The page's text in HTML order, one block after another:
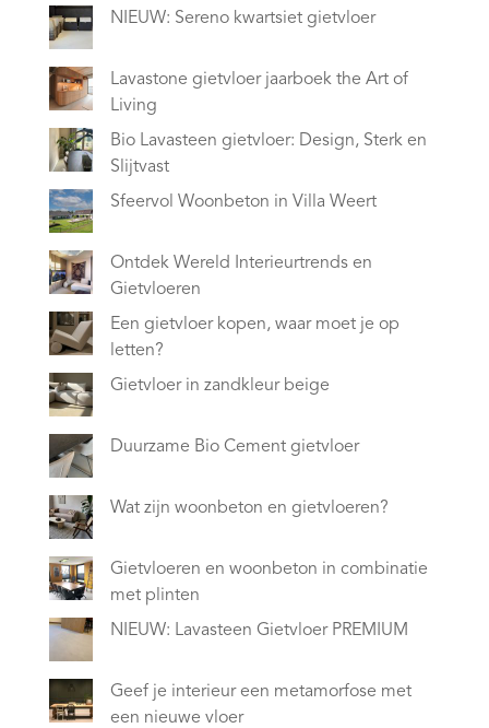
NIEUW: Sereno kwartsiet gietvloer
Lavastone gietvloer jaarboek the Art of
Living
Bio Lavasteen gietvloer: Design, Sterk en
Slijtvast
Sfeervol Woonbeton in Villa Weert
Ontdek Wereld Interieurtrends en
Gietvloeren
Een gietvloer kopen, waar moet je op
letten?
Gietvloer in zandkleur beige
Duurzame Bio Cement gietvloer
Wat zijn woonbeton en gietvloeren?
Gietvloeren en woonbeton in combinatie
met plinten
NIEUW: Lavasteen Gietvloer PREMIUM
Geef je interieur een metamorfose met
een nieuwe vloer